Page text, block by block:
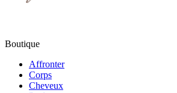
Boutique
Affronter
Corps
Cheveux